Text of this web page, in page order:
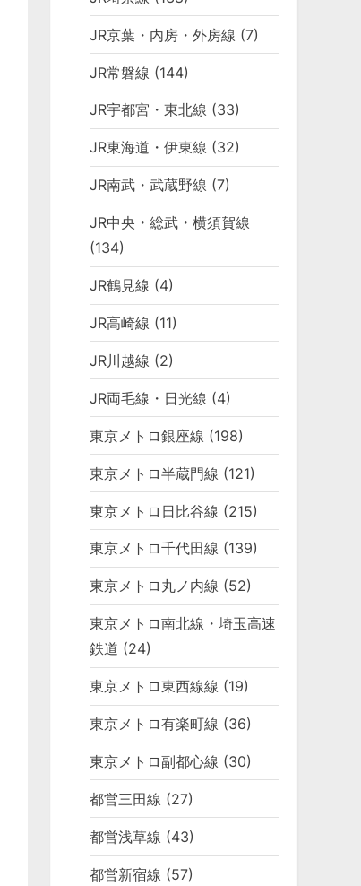
JR京葉・内房・外房線 (7)
JR常磐線 (144)
JR宇都宮・東北線 (33)
JR東海道・伊東線 (32)
JR南武・武蔵野線 (7)
JR中央・総武・横須賀線
(134)
JR鶴見線 (4)
JR高崎線 (11)
JR川越線 (2)
JR両毛線・日光線 (4)
東京メトロ銀座線 (198)
東京メトロ半蔵門線 (121)
東京メトロ日比谷線 (215)
東京メトロ千代田線 (139)
東京メトロ丸ノ内線 (52)
東京メトロ南北線・埼玉高速
鉄道 (24)
東京メトロ東西線線 (19)
東京メトロ有楽町線 (36)
東京メトロ副都心線 (30)
都営三田線 (27)
都営浅草線 (43)
都営新宿線 (57)